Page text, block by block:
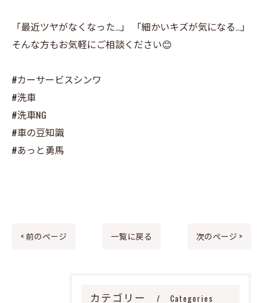
「最近ツヤがなくなった…」 「細かいキズが気になる…」
そんな方もお気軽にご相談ください😊
#カーサービスシンワ
#洗車
#洗車NG
#車の豆知識
#あっと勇馬
< 前のページ 一覧に戻る 次のページ >
カテゴリー Categories